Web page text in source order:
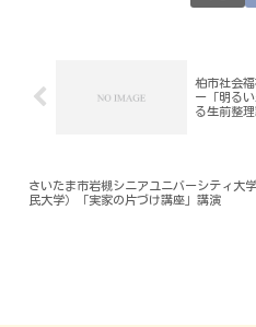
柏市社会
ー「明る
る生前整理
さいたま市岩槻シニアユニバーシティ大
民大学）「実家の片づけ講座」講演